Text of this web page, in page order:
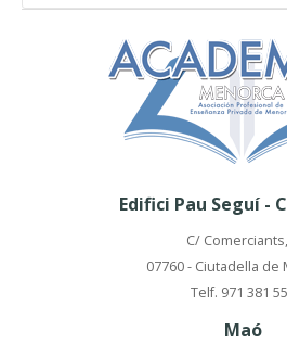
Edifici Pau Seguí -
C/
07760 - Ciutadella de
Telf. 971 381
Maó